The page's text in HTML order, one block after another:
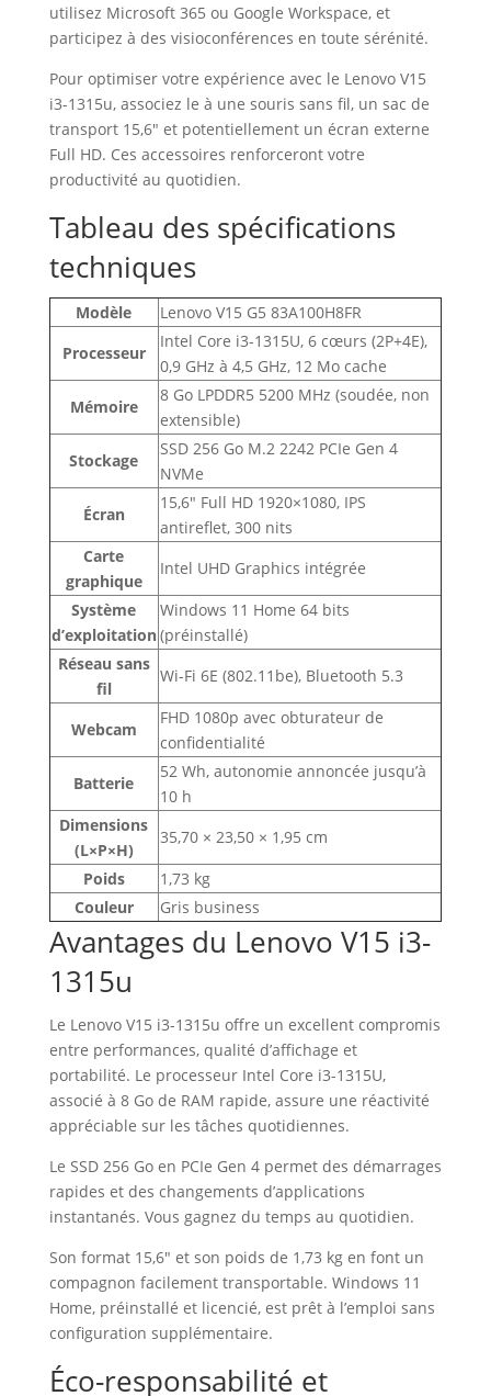
utilisez Microsoft 365 ou Google Workspace, et
participez à des visioconférences en toute sérénité.
Pour optimiser votre expérience avec le Lenovo V15
i3-1315u, associez le à une souris sans fil, un sac de
transport 15,6″ et potentiellement un écran externe
Full HD. Ces accessoires renforceront votre
productivité au quotidien.
Tableau des spécifications
techniques
Modèle
Lenovo V15 G5 83A100H8FR
Processeur
Intel Core i3-1315U, 6 cœurs (2P+4E),
0,9 GHz à 4,5 GHz, 12 Mo cache
Mémoire
8 Go LPDDR5 5200 MHz (soudée, non
extensible)
Stockage
SSD 256 Go M.2 2242 PCIe Gen 4
NVMe
Écran
15,6″ Full HD 1920×1080, IPS
antireflet, 300 nits
Carte
graphique
Intel UHD Graphics intégrée
Système
d’exploitation
Windows 11 Home 64 bits
(préinstallé)
Réseau sans
fil
Wi-Fi 6E (802.11be), Bluetooth 5.3
Webcam
FHD 1080p avec obturateur de
confidentialité
Batterie
52 Wh, autonomie annoncée jusqu’à
10 h
Dimensions
(L×P×H)
35,70 × 23,50 × 1,95 cm
Poids
1,73 kg
Couleur
Gris business
Avantages du Lenovo V15 i3-
1315u
Le Lenovo V15 i3-1315u offre un excellent compromis
entre performances, qualité d’affichage et
portabilité. Le processeur Intel Core i3-1315U,
associé à 8 Go de RAM rapide, assure une réactivité
appréciable sur les tâches quotidiennes.
Le SSD 256 Go en PCIe Gen 4 permet des démarrages
rapides et des changements d’applications
instantanés. Vous gagnez du temps au quotidien.
Son format 15,6″ et son poids de 1,73 kg en font un
compagnon facilement transportable. Windows 11
Home, préinstallé et licencié, est prêt à l’emploi sans
configuration supplémentaire.
Éco-responsabilité et